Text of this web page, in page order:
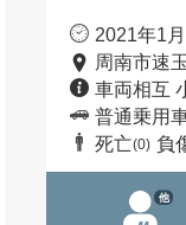
2021年1
周南市速
車両相互
普通乗用
死亡(0) 負
他